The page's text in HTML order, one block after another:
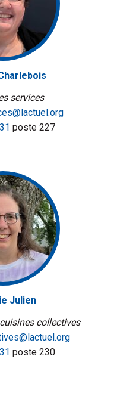
services
poste 227
Julien
collectives
poste 230